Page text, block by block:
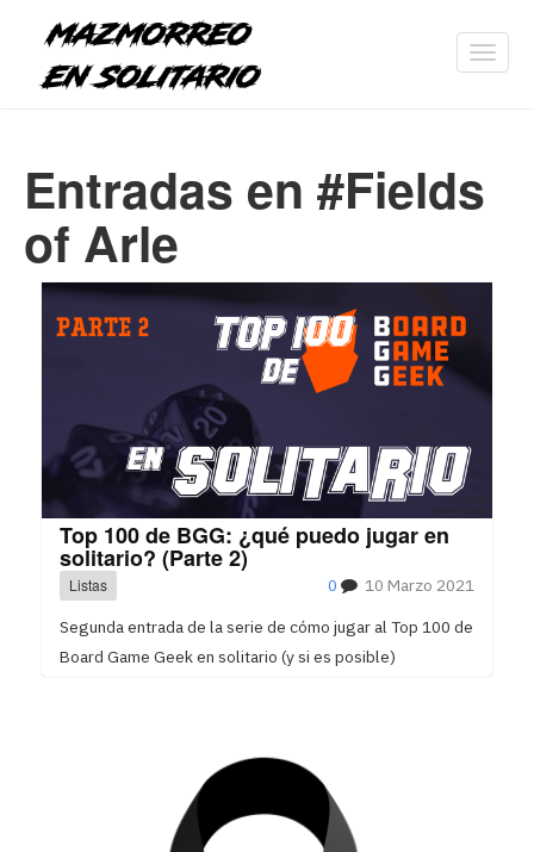
Entradas en #Fields
of Arle
Top 100 de BGG: ¿qué puedo jugar en
solitario? (Parte 2)
Listas 10 Marzo 2021
0
Segunda entrada de la serie de cómo jugar al Top 100 de
Board Game Geek en solitario (y si es posible)